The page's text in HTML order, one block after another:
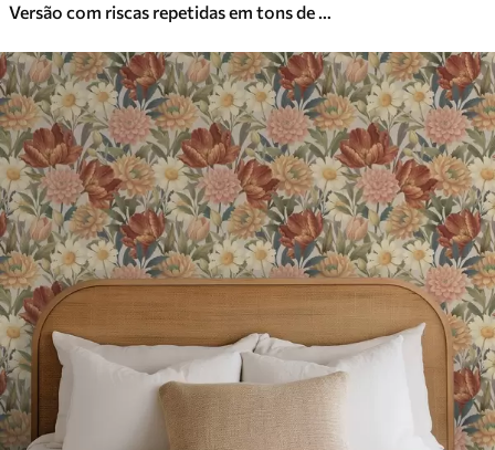
Versão com riscas repetidas em tons de cinzento-azul